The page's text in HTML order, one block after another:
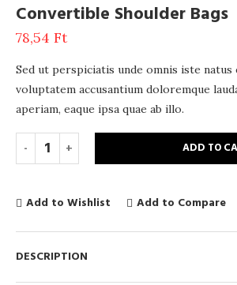
Convertible Shoulder Bags
78,54 Ft
Sed ut perspiciatis unde omnis iste
voluptatem accusantium doloremque
aperiam, eaque ipsa quae ab illo.
ADD TO
Add to Wishlist Add to Compare
DESCRIPTION